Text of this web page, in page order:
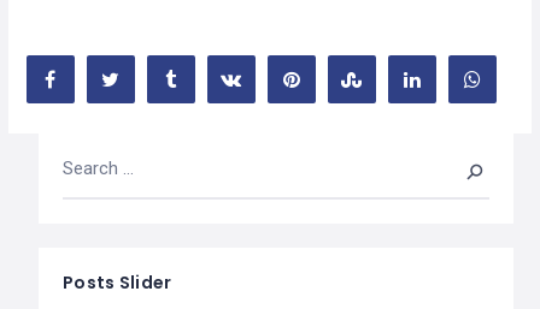
Posts Slider